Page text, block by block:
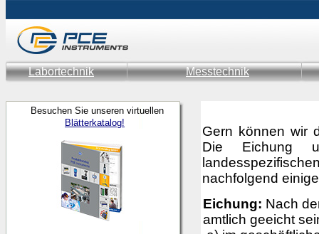
Labortechnik Messtechnik
Besuchen Sie unseren virtuellen
Blätterkatalog!
Gern können wir
Die Eichung
nachfolgend
Eichung: Nach
amtlich geeicht